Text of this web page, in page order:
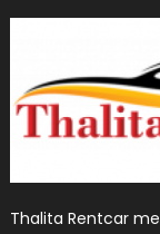
Thalita Rentcar